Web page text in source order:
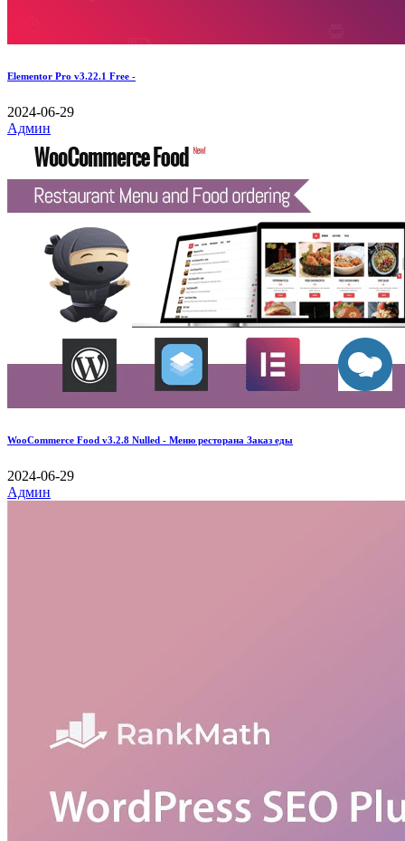
Elementor Pro v3.22.1 Free -
2024-06-29
Админ
WooCommerce Food v3.2.8 Nulled - Меню ресторана Заказ еды
2024-06-29
Админ